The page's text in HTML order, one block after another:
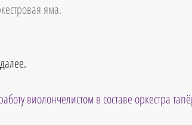
яма.
виолончелистом в составе оркестра